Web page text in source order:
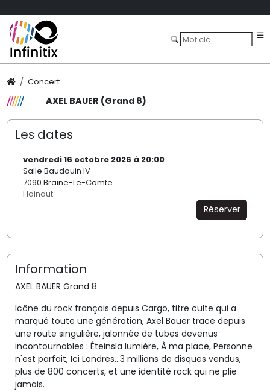
Concert
AXEL BAUER (Grand 8)
Les dates
vendredi 16 octobre 2026 à 20:00
Salle Baudouin IV
7090 Braine-Le-Comte
Hainaut
Réserver
Information
AXEL BAUER Grand 8
Icône du rock français depuis Cargo, titre culte qui a
marqué toute une génération, Axel Bauer trace depuis
une route singulière, jalonnée de tubes devenus
incontournables : Éteinsla lumière, À ma place, Personne
n'est parfait, Ici Londres...3 millions de disques vendus,
plus de 800 concerts, et une identité rock qui ne plie
jamais.